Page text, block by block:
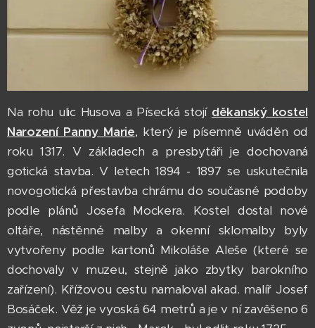
Na rohu ulic Husova a Písecká stojí děkanský kostel
Narození Panny Marie, který je písemně uváděn od
roku 1317. V základech a presbytáři je dochovaná
gotická stavba. V letech 1894 - 1897 se uskutečnila
novogotická přestavba chrámu do současné podoby
podle plánů Josefa Mockera. Kostel dostal nové
oltáře, nástěnné malby a okenní sklomalby byly
vytvořeny podle kartonů Mikoláše Aleše (které se
dochovaly v muzeu, stejně jako zbytky barokního
zařízení). Křížovou cestu namaloval akad. malíř Josef
Bosáček. Věž je vyoská 64 metrů a je v ní zavěšeno 6